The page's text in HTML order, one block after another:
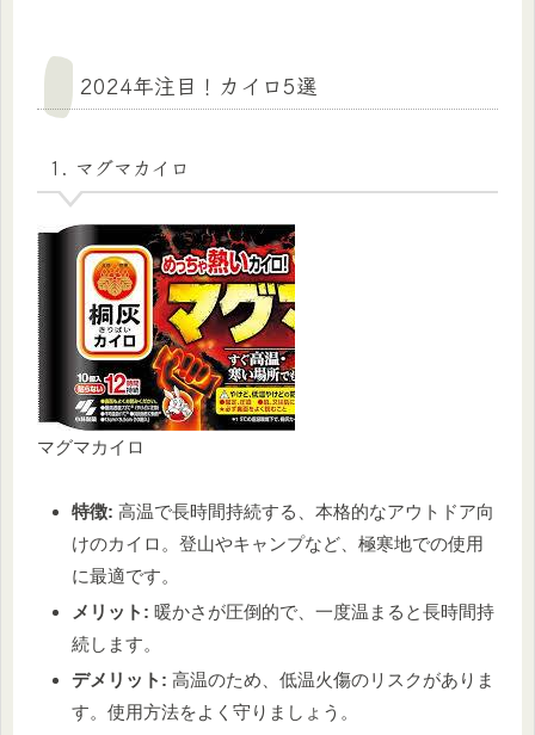
2024年注目！カイロ5選
1. マグマカイロ
マグマカイロ
特徴: 高温で長時間持続する、本格的なアウトドア向
けのカイロ。登山やキャンプなど、極寒地での使用
に最適です。
メリット: 暖かさが圧倒的で、一度温まると長時間持
続します。
デメリット: 高温のため、低温火傷のリスクがありま
す。使用方法をよく守りましょう。